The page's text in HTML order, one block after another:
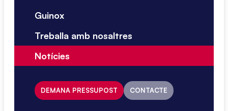
Guinox
Treballa amb nosaltres
Notícies
DEMANA PRESSUPOST CONTACTE